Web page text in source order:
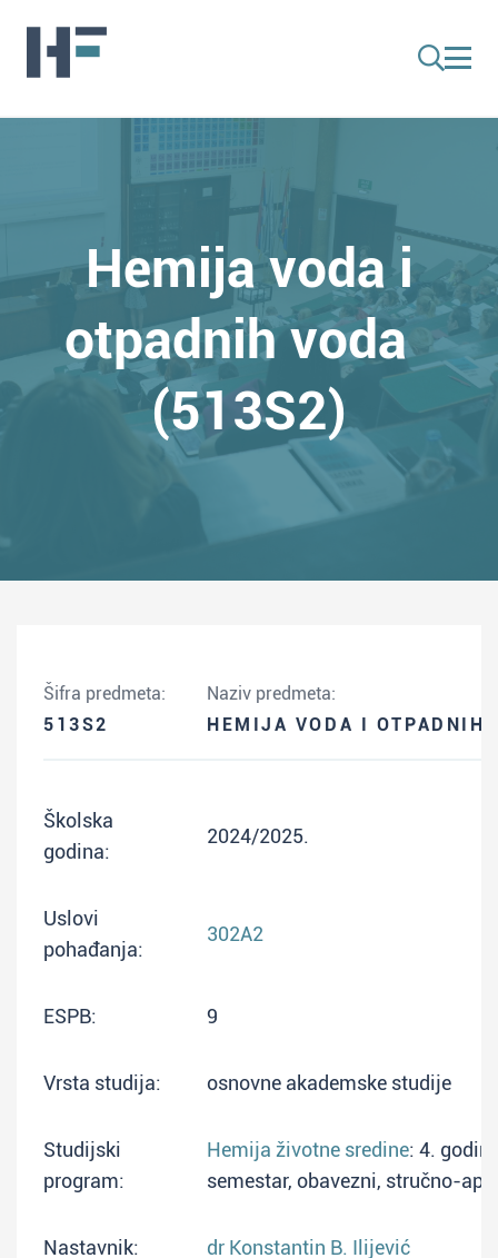
Hemija voda i
otpadnih voda
(513S2)
Šifra predmeta:
513S2
Naziv predmeta:
HEMIJA VODA I OTPADNIH
Školska
godina:
2024/2025.
Uslovi
pohađanja:
302A2
ESPB: 9
Vrsta studija: osnovne akademske studije
Studijski
program:
Hemija životne sredine: 4.
semestar, obavezni, stručno-
Nastavnik:
dr Konstantin B. Ilijević